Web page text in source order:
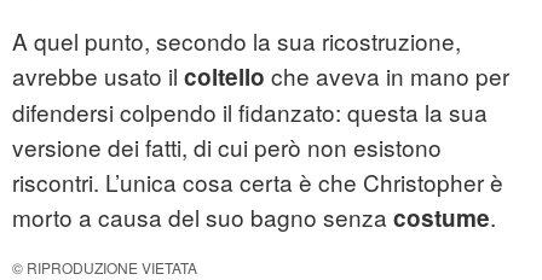
A quel punto, secondo la sua ricostruzione,
avrebbe usato il coltello che aveva in mano per
difendersi colpendo il fidanzato: questa la sua
versione dei fatti, di cui però non esistono
riscontri. L’unica cosa certa è che Christopher è
morto a causa del suo bagno senza costume.
© RIPRODUZIONE VIETATA